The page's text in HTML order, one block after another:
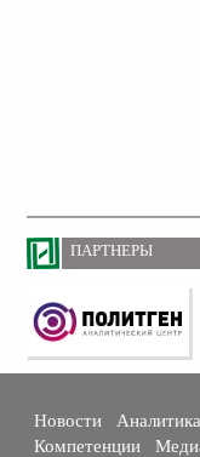
ПАРТНЕРЫ
Новости Аналитика
Компетенции